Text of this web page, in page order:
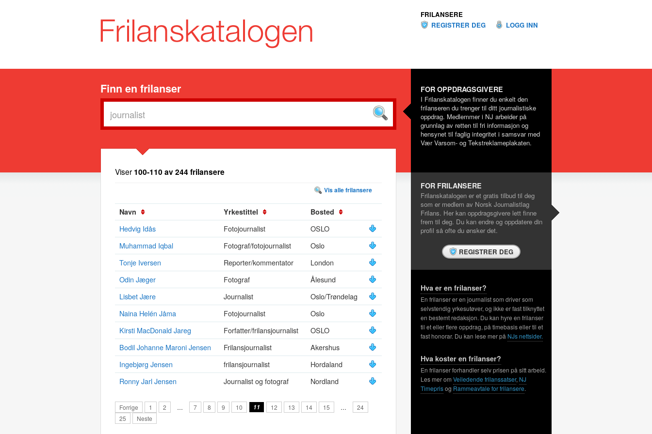
FRILANSERE
REGISTRER DEG
LOGG INN
Finn en frilanser FOR OPPDRAGSGIVERE
I Frilanskatalogen finner du enkelt den
frilanseren du trenger til ditt journalistiske
oppdrag. Medlemmer i NJ arbeider på
grunnlag av retten til fri informasjon og
hensynet til faglig integritet i samsvar med
Vær Varsom- og Tekstreklameplakaten.
Viser 100-110 av 244 frilansere
Vis alle frilansere
Navn Yrkestittel Bosted
Hedvig Idås Fotojournalist
OSLO
Muhammad Iqbal
Fotograf/fotojournalist
Oslo
Tonje Iversen
Reporter/kommentator
London
Odin Jæger
Fotograf
Ålesund
Lisbet Jære
Journalist
Oslo/Trøndelag
Naina Helén Jåma
Fotojournalist
Oslo
Kirsti MacDonald Jareg
Forfatter/frilansjournalist
OSLO
Bodil Johanne Maroni Jensen
Frilansjournalist
Akershus
Ingebjørg Jensen
frilansjournalist
Hordaland
Ronny Jarl Jensen
Journalist og fotograf Nordland
Forrige 1 2 … 7 8 9 10 11 12 13 14 15 …
24
25
Neste
FOR FRILANSERE
Frilanskatalogen er et gratis tilbud til deg
som er medlem av Norsk Journalistlag
Frilans. Her kan oppdragsgivere lett finne
frem til deg. Du kan endre og oppdatere din
profil så ofte du ønsker det.
REGISTRER DEG
Hva er en frilanser?
En frilanser er en journalist som driver som
selvstendig yrkesutøver, og ikke er fast tilknyttet
en bestemt redaksjon. Du kan hyre en frilanser
til et eller flere oppdrag, på timebasis eller til et
fast honorar. Du kan lese mer på NJs nettsider.
Hva koster en frilanser?
En frilanser forhandler selv prisen på sitt arbeid.
Les mer om Veiledende frilanssatser, NJ
Timeprisog Rammeavtale for frilansere.